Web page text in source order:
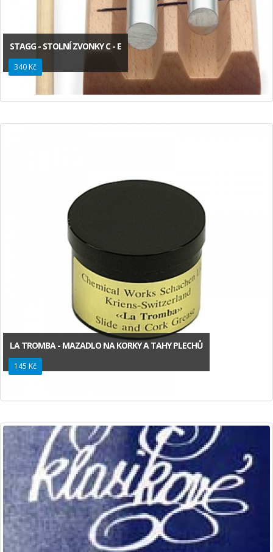
STAGG - STOLNÍ ZVONKY C - E
340 Kč
LA TROMBA - MAZADLO NA KORKY A TAHY PLECHŮ
145 Kč